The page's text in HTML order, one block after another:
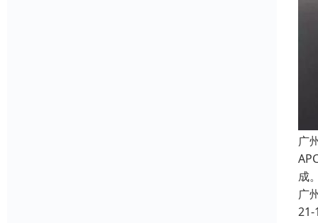
广
成
广
21-